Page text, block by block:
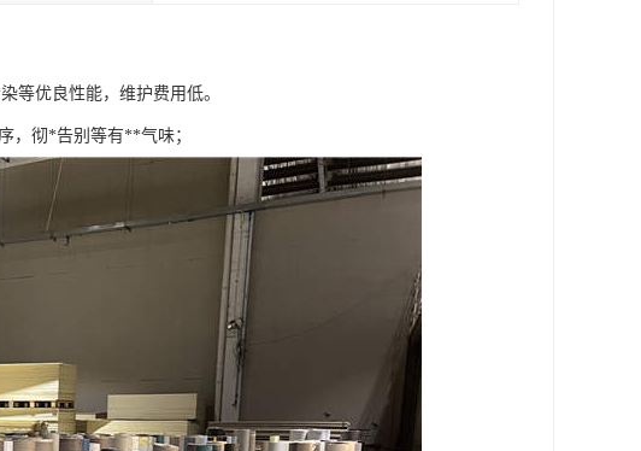
等优良性能，维护费用低。
，彻*告别等有**气味；